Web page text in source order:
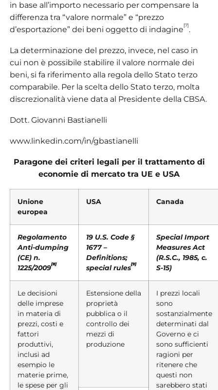
in base all’importo necessario per compensare la
differenza tra “valore normale” e “prezzo
d’esportazione” dei beni oggetto di indagine [7].
La determinazione del prezzo, invece, nel caso in
cui non è possibile stabilire il valore normale dei
beni, si fa riferimento alla regola dello Stato terzo
comparabile. Per la scelta dello Stato terzo, molta
discrezionalità viene data al Presidente della CBSA.
Dott. Giovanni Bastianelli
www.linkedin.com/in/gbastianelli
Paragone dei criteri legali per il trattamento di
economie di mercato tra UE e USA
Unione
europea
USA Canada
Regolamento
Anti-dumping
(CE) n.
1225/2009[8]
19 U.S. Code §
1677 –
Definitions;
special rules[9]
Special Import
Measures Act
(R.S.C., 1985, c.
S-15)
Le decisioni
delle imprese
in materia di
prezzi, costi e
fattori
produttivi,
inclusi ad
esempio le
materie prime,
le spese per gli
Estensione della
proprietà
pubblica o il
controllo dei
mezzi di
produzione
I prezzi locali
sono
sostanzialmente
determinati dal
Governo e ci
sono sufficienti
ragioni per
ritenere che
questi non
sarebbero stati